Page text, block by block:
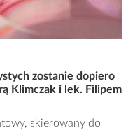
zostanie dopiero
Klimczak i lek. Filipem
skierowany do